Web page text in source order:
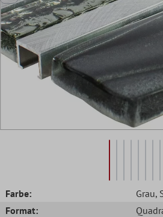
Farbe: Grau,
Format: